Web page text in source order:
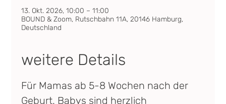
13. Okt. 2026, 10:00 – 11:00
BOUND & Zoom, Rutschbahn 11A, 20146 Hamburg,
Deutschland
weitere Details
Für Mamas ab 5-8 Wochen nach der
Geburt. Babys sind herzlich